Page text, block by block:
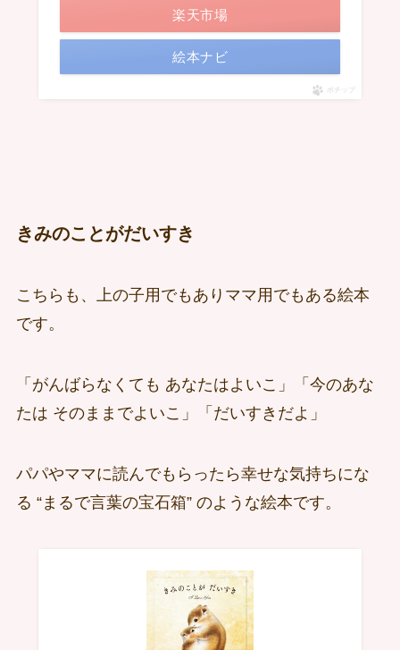
楽天市場
絵本ナビ
ポチップ
きみのことがだいすき
こちらも、上の子用でもありママ用でもある絵本
です。
「がんばらなくても あなたはよいこ」「今のあな
たは そのままでよいこ」「だいすきだよ」
パパやママに読んでもらったら幸せな気持ちにな
る “まるで言葉の宝石箱” のような絵本です。